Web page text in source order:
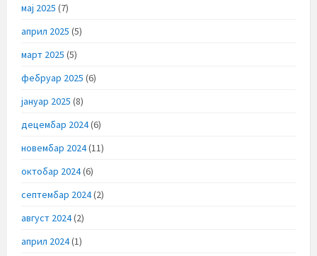
мај 2025 (7)
април 2025 (5)
март 2025 (5)
фебруар 2025 (6)
јануар 2025 (8)
децембар 2024(6)
новембар 2024(11)
октобар 2024(6)
септембар 2024(2)
август 2024(2)
април 2024(1)